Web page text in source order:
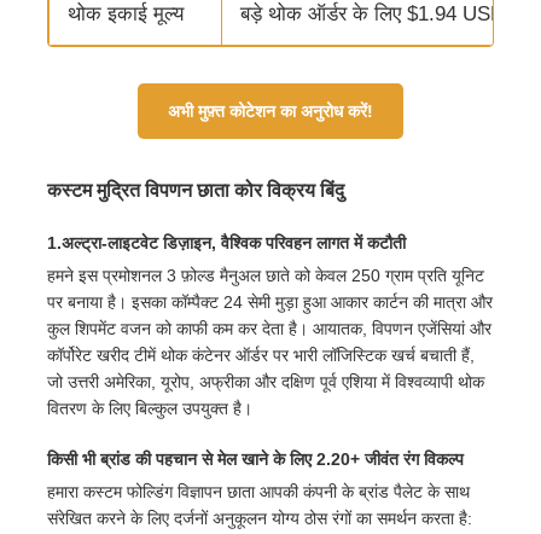
सभी मामलों
एक बोली का अनुरोध
गोल्फ छाता
पैदल चलने वाली छत्रियाँ
कॉम्पैक्ट छतरियां
पवनरोधी छाता
थोक इकाई मूल्य बड़े थोक ऑर्डर के लिए $1.94 USD से
अभी मुफ़्त कोटेशन का अनुरोध करें!
कस्टम मुद्रित विपणन छाता कोर विक्रय बिंदु
1.अल्ट्रा-लाइटवेट डिज़ाइन, वैश्विक परिवहन लागत में कटौती
हमने इस प्रमोशनल 3 फ़ोल्ड मैनुअल छाते को केवल 250 ग्राम प्रति यूनिट
पर बनाया है। इसका कॉम्पैक्ट 24 सेमी मुड़ा हुआ आकार कार्टन की मात्रा और
कुल शिपमेंट वजन को काफी कम कर देता है। आयातक, विपणन एजेंसियां ​​और
कॉर्पोरेट खरीद टीमें थोक कंटेनर ऑर्डर पर भारी लॉजिस्टिक खर्च बचाती हैं,
जो उत्तरी अमेरिका, यूरोप, अफ्रीका और दक्षिण पूर्व एशिया में विश्वव्यापी थोक
वितरण के लिए बिल्कुल उपयुक्त है।
किसी भी ब्रांड की पहचान से मेल खाने के लिए 2.20+ जीवंत रंग विकल्प
हमारा कस्टम फोल्डिंग विज्ञापन छाता आपकी कंपनी के ब्रांड पैलेट के साथ
संरेखित करने के लिए दर्जनों अनुकूलन योग्य ठोस रंगों का समर्थन करता है: